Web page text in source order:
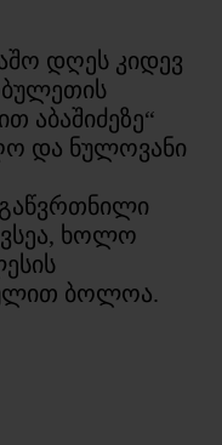
დღეს კიდევ
აბაშიძეზე“
და ნულოვანი
ხოლო
ბოლოა.